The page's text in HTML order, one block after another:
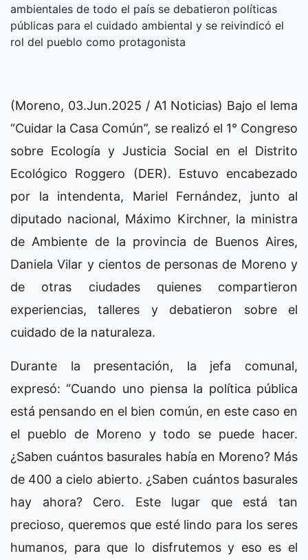
ambientales de todo el país se debatieron políticas
públicas para el cuidado ambiental y se reivindicó el
rol del pueblo como protagonista
(Moreno, 03.Jun.2025 / A1 Noticias) Bajo el lema
“Cuidar la Casa Común”, se realizó el 1° Congreso
sobre Ecología y Justicia Social en el Distrito
Ecológico Roggero (DER). Estuvo encabezado
por la intendenta, Mariel Fernández, junto al
diputado nacional, Máximo Kirchner, la ministra
de Ambiente de la provincia de Buenos Aires,
Daniela Vilar y cientos de personas de Moreno y
de otras ciudades quienes compartieron
experiencias, talleres y debatieron sobre el
cuidado de la naturaleza.
Durante la presentación, la jefa comunal,
expresó: “Cuando uno piensa la política pública
está pensando en el bien común, en este caso en
el pueblo de Moreno y todo se puede hacer.
¿Saben cuántos basurales había en Moreno? Más
de 400 a cielo abierto. ¿Saben cuántos basurales
hay ahora? Cero. Este lugar que está tan
precioso, queremos que esté lindo para los seres
humanos, para que lo disfrutemos y eso es el